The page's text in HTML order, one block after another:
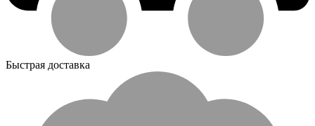
Быстрая доставка